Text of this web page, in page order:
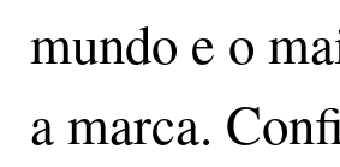
mundo e o
a marca.